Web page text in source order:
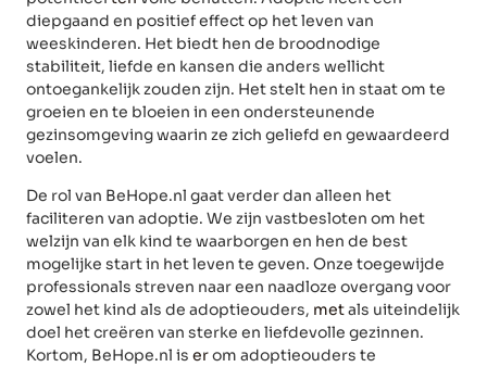
diepgaand en positief effect op het leven van
weeskinderen. Het biedt hen de broodnodige
stabiliteit, liefde en kansen die anders wellicht
ontoegankelijk zouden zijn. Het stelt hen in staat om te
groeien en te bloeien in een ondersteunende
gezinsomgeving waarin ze zich geliefd en gewaardeerd
voelen.
De rol van BeHope.nl gaat verder dan alleen het
faciliteren van adoptie. We zijn vastbesloten om het
welzijn van elk kind te waarborgen en hen de best
mogelijke start in het leven te geven. Onze toegewijde
professionals streven naar een naadloze overgang voor
zowel het kind als de adoptieouders, metals uiteindelijk
doel het creëren van sterke en liefdevolle gezinnen.
Kortom, BeHope.nl is erom adoptieouders te